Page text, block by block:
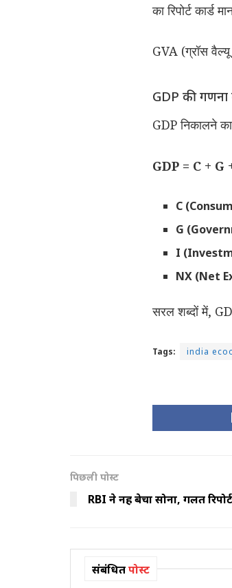
का रिपोर्ट कार्ड
GVA (ग्रॉस वैल्यू
GDP की गणना
GDP निकालने का
GDP = C + G
C
G
I
NX (Net
सरल शब्दों में,
Tags: india
पिछली पोस्ट
RBI ने नहीं बेचा सोना, गलत
संबंधितपोस्ट